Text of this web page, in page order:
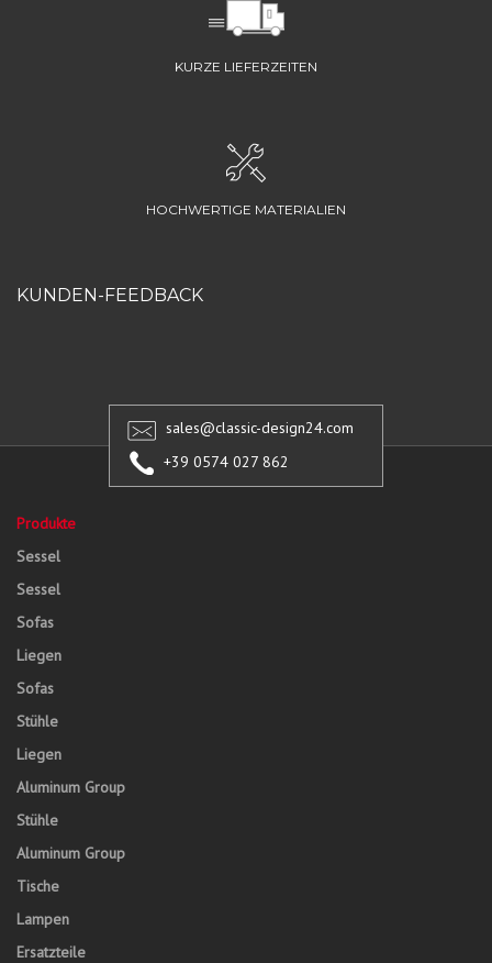
KURZE LIEFERZEITEN
HOCHWERTIGE MATERIALIEN
KUNDEN-FEEDBACK
sales@classic-design24.com
+39 0574 027 862
Produkte
Sessel
Sessel
Sofas
Liegen
Sofas
Stühle
Liegen
Aluminum Group
Stühle
Aluminum Group
Tische
Lampen
Ersatzteile